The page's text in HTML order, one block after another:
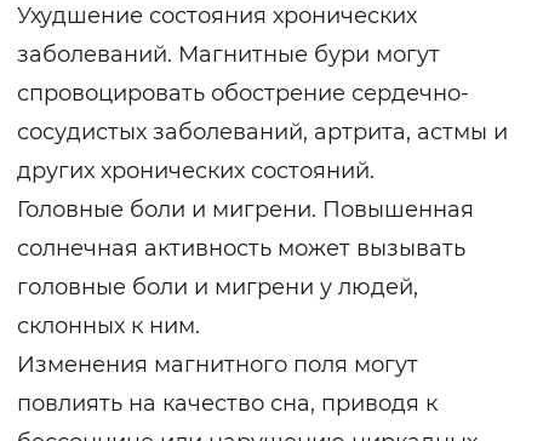
Ухудшение состояния хронических
заболеваний. Магнитные бури могут
спровоцировать обострение сердечно-
сосудистых заболеваний, артрита, астмы и
других хронических состояний.
Головные боли и мигрени. Повышенная
солнечная активность может вызывать
головные боли и мигрени у людей,
склонных к ним.
Изменения магнитного поля могут
повлиять на качество сна, приводя к